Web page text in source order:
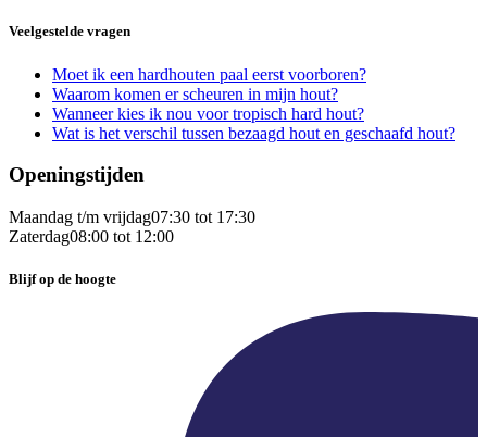
Veelgestelde vragen
Moet ik een hardhouten paal eerst voorboren?
Waarom komen er scheuren in mijn hout?
Wanneer kies ik nou voor tropisch hard hout?
Wat is het verschil tussen bezaagd hout en geschaafd hout?
Openingstijden
Maandag t/m vrijdag07:30 tot 17:30
Zaterdag08:00 tot 12:00
Blijf op de hoogte